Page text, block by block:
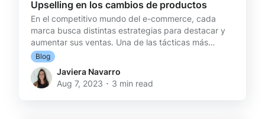
Upselling en los cambios de productos
En el competitivo mundo del e-commerce, cada
marca busca distintas estrategias para destacar y
aumentar sus ventas. Una de las tácticas más
efectivas para lograrlo es el "Upselling", la cual
puede aplicarse al momento en que el consumidor
solicita un cambio de producto
[https://www.reversso.cl/blog/ofrecer-cambios-
Blog
Javiera Navarro
Aug 7, 2023 ･ 3 min read